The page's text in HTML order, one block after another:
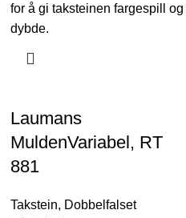
for å gi taksteinen fargespill og
dybde.
Laumans
MuldenVariabel, RT
881
Takstein, Dobbelfalset